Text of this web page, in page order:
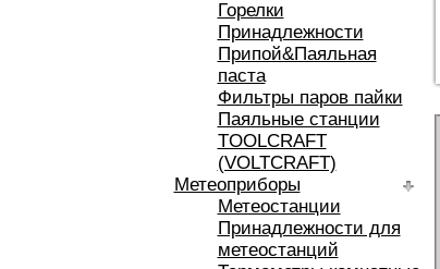
Горелки
Принадлежности
Припой&Паяльная
паста
Фильтры паров пайки
Паяльные станции
TOOLCRAFT
(VOLTCRAFT)
Метеоприборы
Метеостанции
Принадлежности для
метеостанций